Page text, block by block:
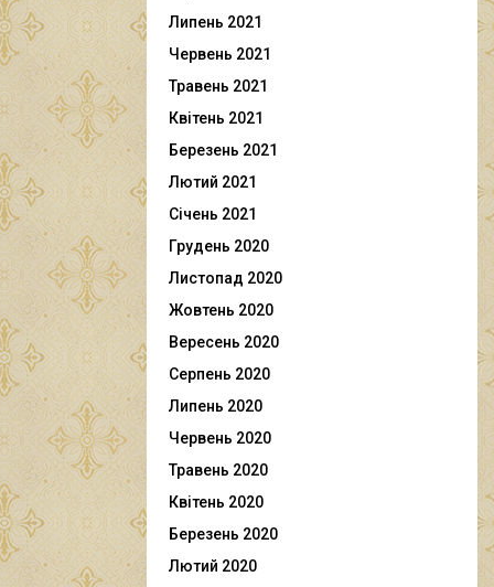
Липень 2021
Червень 2021
Травень 2021
Квітень 2021
Березень 2021
Лютий 2021
Січень 2021
Грудень 2020
Листопад 2020
Жовтень 2020
Вересень 2020
Серпень 2020
Липень 2020
Червень 2020
Травень 2020
Квітень 2020
Березень 2020
Лютий 2020